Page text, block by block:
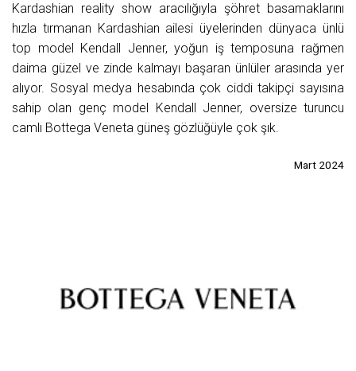
Kardashian reality show aracılığıyla şöhret basamaklarını
hızla tırmanan Kardashian ailesi üyelerinden dünyaca ünlü
top model Kendall Jenner, yoğun iş temposuna rağmen
daima güzel ve zinde kalmayı başaran ünlüler arasında yer
alıyor. Sosyal medya hesabında çok ciddi takipçi sayısına
sahip olan genç model Kendall Jenner, oversize turuncu
camlı Bottega Veneta güneş gözlüğüyle çok şık.
Mart 2024